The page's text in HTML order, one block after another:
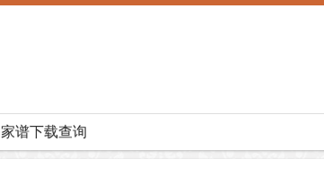
家谱下载查询